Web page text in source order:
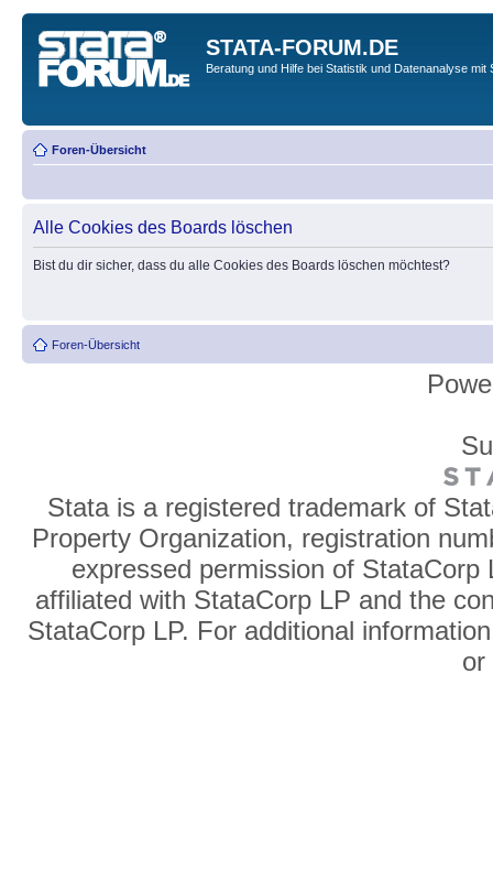
STATA-FORUM.DE
Beratung und Hilfe bei Statistik und Datenanalyse mit
Foren-Übersicht
Alle Cookies des Boards löschen
Bist du dir sicher, dass du alle Cookies des Boards löschen möchtest?
Foren-Übersicht
Stata is a registered trademark of
Property Organization, registration
expressed permission of
affiliated with StataCorp LP and the
StataCorp LP. For additional
or